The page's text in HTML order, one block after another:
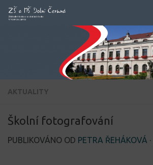
Skip to content
AKTUALITY
Školní fotografování
PUBLIKOVÁNO OD PETRA ŘEHÁKOVÁ ·